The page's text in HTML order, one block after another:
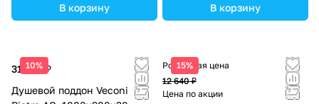
В корзину В корзину
10%
31 097 ₽
Душевой поддон Veconi
15%
Розничная цена
12 640 ₽
Цена по акции